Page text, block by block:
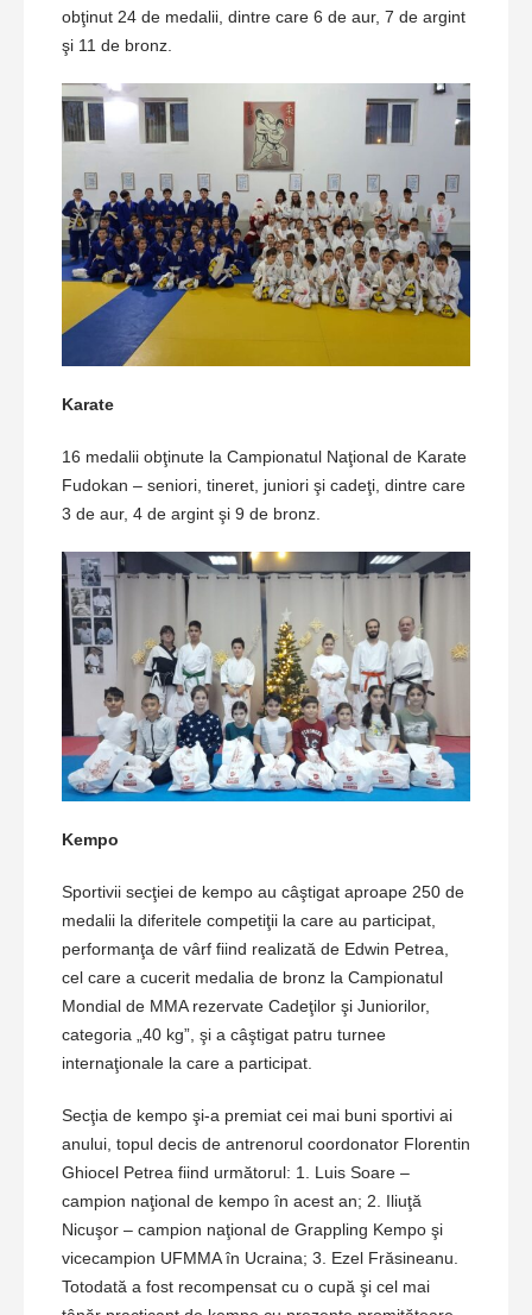
obţinut 24 de medalii, dintre care 6 de aur, 7 de argint
şi 11 de bronz.
Karate
16 medalii obţinute la Campionatul Naţional de Karate
Fudokan – seniori, tineret, juniori şi cadeţi, dintre care
3 de aur, 4 de argint şi 9 de bronz.
Kempo
Sportivii secţiei de kempo au câştigat aproape 250 de
medalii la diferitele competiţii la care au participat,
performanţa de vârf fiind realizată de Edwin Petrea,
cel care a cucerit medalia de bronz la Campionatul
Mondial de MMA rezervate Cadeţilor şi Juniorilor,
categoria „40 kg”, şi a câştigat patru turnee
internaţionale la care a participat.
Secţia de kempo şi-a premiat cei mai buni sportivi ai
anului, topul decis de antrenorul coordonator Florentin
Ghiocel Petrea fiind următorul: 1. Luis Soare –
campion naţional de kempo în acest an; 2. Iliuţă
Nicuşor – campion naţional de Grappling Kempo şi
vicecampion UFMMA în Ucraina; 3. Ezel Frăsineanu.
Totodată a fost recompensat cu o cupă şi cel mai